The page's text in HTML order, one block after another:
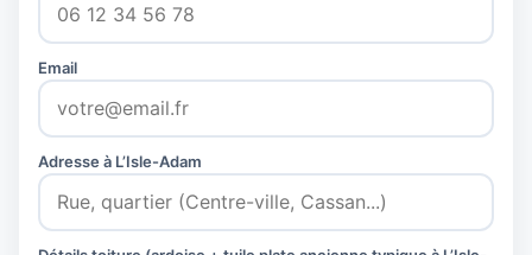
Email
Adresse à L’Isle-Adam